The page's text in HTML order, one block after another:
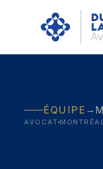
ÉQUIPE →
AVOCAT